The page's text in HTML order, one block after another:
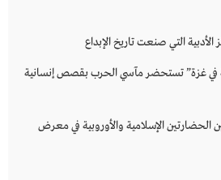
التي صنعت تاريخ الإبداع
غزة” تستحضر مآسي الحرب بقصص إنسانية
الحضارتين الإسلامية والأوروبية في معرض